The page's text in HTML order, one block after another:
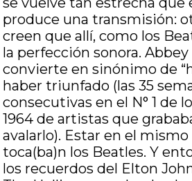
produce una transmisión:
creen que allí, como los
la perfección sonora. Abbey
convierte en sinónimo de
haber triunfado (las 35
consecutivas en el N° 1 de
1964 de artistas que
avalarlo). Estar en el
toca(ba)n los Beatles. Y
los recuerdos del Elton